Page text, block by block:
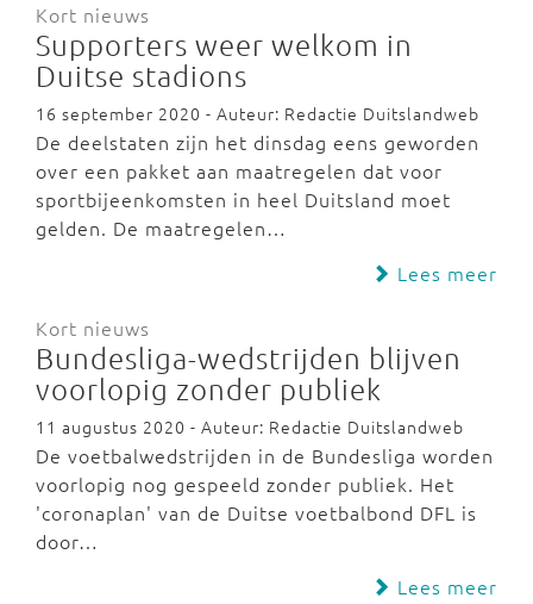
Kort nieuws
Supporters weer welkom in
Duitse stadions
16 september 2020 - Auteur: Redactie Duitslandweb
De deelstaten zijn het dinsdag eens geworden
over een pakket aan maatregelen dat voor
sportbijeenkomsten in heel Duitsland moet
gelden. De maatregelen…
Lees meer
Kort nieuws
Bundesliga-wedstrijden blijven
voorlopig zonder publiek
11 augustus 2020 - Auteur: Redactie Duitslandweb
De voetbalwedstrijden in de Bundesliga worden
voorlopig nog gespeeld zonder publiek. Het
'coronaplan' van de Duitse voetbalbond DFL is
door…
Lees meer